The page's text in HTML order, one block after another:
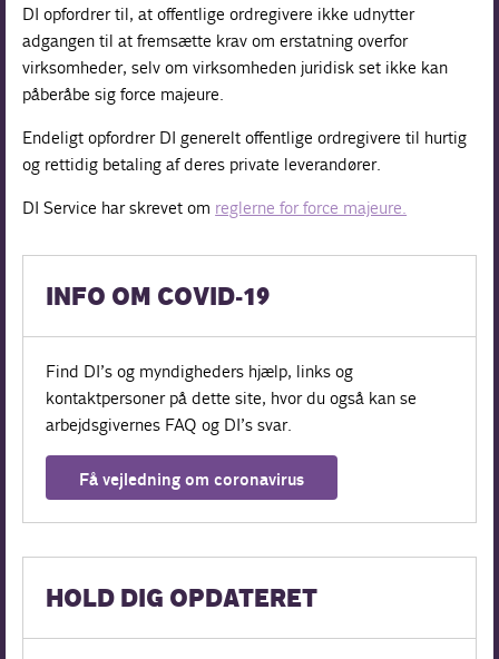
DI opfordrer til, at offentlige ordregivere ikke udnytter
adgangen til at fremsætte krav om erstatning overfor
virksomheder, selv om virksomheden juridisk set ikke kan
påberåbe sig force majeure.
Endeligt opfordrer DI generelt offentlige ordregivere til hurtig
og rettidig betaling af deres private leverandører.
DI Service har skrevet om reglerne for force majeure.
INFO OM COVID-19
Find DI’s og myndigheders hjælp, links og
kontaktpersoner på dette site, hvor du også kan se
arbejdsgivernes FAQ og DI’s svar.
Få vejledning om coronavirus
HOLD DIG OPDATERET